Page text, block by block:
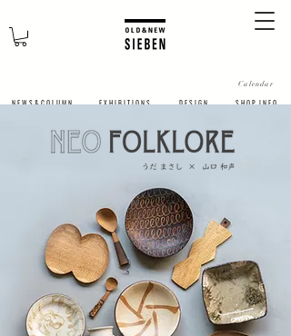
N E W S & C O L U M N
Calendar
​E X H I B I T I O N S D E S I G N S H O P I N F O